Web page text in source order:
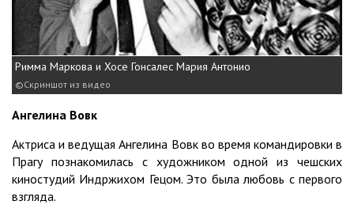
Римма Маркова и Хосе Гонсалес Мария Антонио
Скриншот из видео
Ангелина Вовк
Актриса и ведущая Ангелина Вовк во время командировки в
Прагу познакомилась с художником одной из чешских
киностудий Индржихом Гецом. Это была любовь с первого
взгляда.